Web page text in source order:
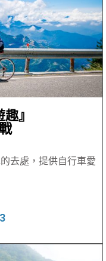
』
去處，提供自行車愛